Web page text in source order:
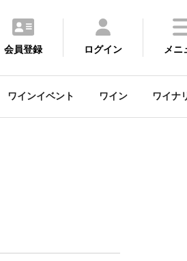
会員登録 ログイン メニ
ワインイベント ワイン ワイナ